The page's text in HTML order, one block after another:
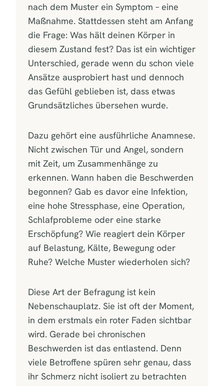
nach dem Muster ein Symptom – eine
Maßnahme. Stattdessen steht am Anfang
die Frage: Was hält deinen Körper in
diesem Zustand fest? Das ist ein wichtiger
Unterschied, gerade wenn du schon viele
Ansätze ausprobiert hast und dennoch
das Gefühl geblieben ist, dass etwas
Grundsätzliches übersehen wurde.
Dazu gehört eine ausführliche Anamnese.
Nicht zwischen Tür und Angel, sondern
mit Zeit, um Zusammenhänge zu
erkennen. Wann haben die Beschwerden
begonnen? Gab es davor eine Infektion,
eine hohe Stressphase, eine Operation,
Schlafprobleme oder eine starke
Erschöpfung? Wie reagiert dein Körper
auf Belastung, Kälte, Bewegung oder
Ruhe? Welche Muster wiederholen sich?
Diese Art der Befragung ist kein
Nebenschauplatz. Sie ist oft der Moment,
in dem erstmals ein roter Faden sichtbar
wird. Gerade bei chronischen
Beschwerden ist das entlastend. Denn
viele Betroffene spüren sehr genau, dass
ihr Schmerz nicht isoliert zu betrachten